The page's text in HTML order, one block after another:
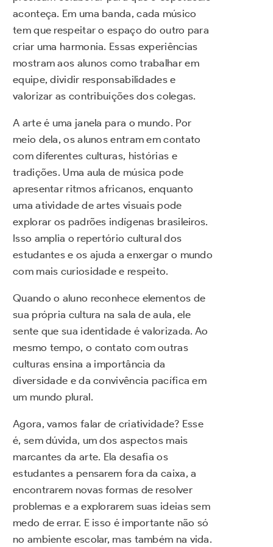
aconteça. Em uma banda, cada músico
tem que respeitar o espaço do outro para
criar uma harmonia. Essas experiências
mostram aos alunos como trabalhar em
equipe, dividir responsabilidades e
valorizar as contribuições dos colegas.
A arte é uma janela para o mundo. Por
meio dela, os alunos entram em contato
com diferentes culturas, histórias e
tradições. Uma aula de música pode
apresentar ritmos africanos, enquanto
uma atividade de artes visuais pode
explorar os padrões indígenas brasileiros.
Isso amplia o repertório cultural dos
estudantes e os ajuda a enxergar o mundo
com mais curiosidade e respeito.
Quando o aluno reconhece elementos de
sua própria cultura na sala de aula, ele
sente que sua identidade é valorizada. Ao
mesmo tempo, o contato com outras
culturas ensina a importância da
diversidade e da convivência pacífica em
um mundo plural.
Agora, vamos falar de criatividade? Esse
é, sem dúvida, um dos aspectos mais
marcantes da arte. Ela desafia os
estudantes a pensarem fora da caixa, a
encontrarem novas formas de resolver
problemas e a explorarem suas ideias sem
medo de errar. E isso é importante não só
no ambiente escolar, mas também na vida.